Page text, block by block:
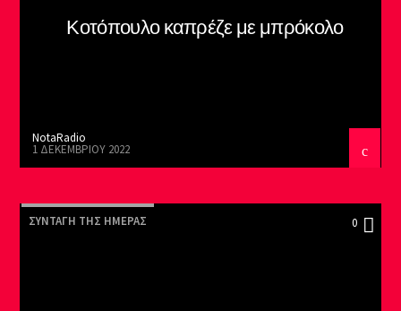
Κοτόπουλο καπρέζε με μπρόκολο
NotaRadio
1 ΔΕΚΕΜΒΡΊΟΥ 2022
ΣΥΝΤΑΓΉ ΤΗΣ ΗΜΈΡΑΣ 0